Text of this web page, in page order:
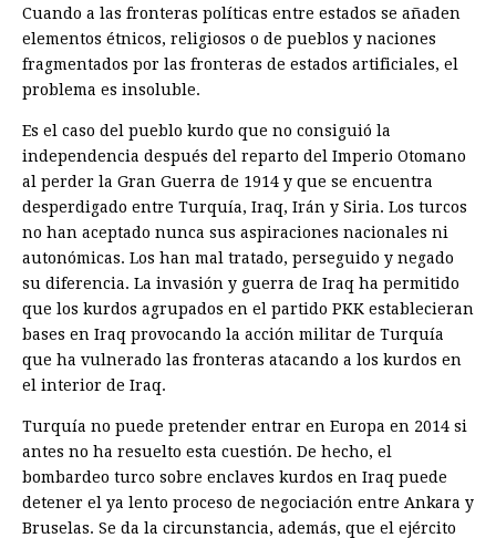
Cuando a las fronteras políticas entre estados se añaden
elementos étnicos, religiosos o de pueblos y naciones
fragmentados por las fronteras de estados artificiales, el
problema es insoluble.
Es el caso del pueblo kurdo que no consiguió la
independencia después del reparto del Imperio Otomano
al perder la Gran Guerra de 1914 y que se encuentra
desperdigado entre Turquía, Iraq, Irán y Siria. Los turcos
no han aceptado nunca sus aspiraciones nacionales ni
autonómicas. Los han mal tratado, perseguido y negado
su diferencia. La invasión y guerra de Iraq ha permitido
que los kurdos agrupados en el partido PKK establecieran
bases en Iraq provocando la acción militar de Turquía
que ha vulnerado las fronteras atacando a los kurdos en
el interior de Iraq.
Turquía no puede pretender entrar en Europa en 2014 si
antes no ha resuelto esta cuestión. De hecho, el
bombardeo turco sobre enclaves kurdos en Iraq puede
detener el ya lento proceso de negociación entre Ankara y
Bruselas. Se da la circunstancia, además, que el ejército